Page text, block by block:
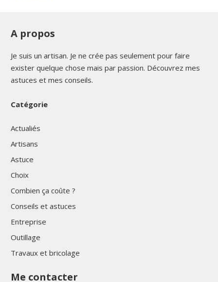
A propos
Je suis un artisan. Je ne crée pas seulement pour faire
exister quelque chose mais par passion. Découvrez mes
astuces et mes conseils.
Catégorie
Actualiés
Artisans
Astuce
Choix
Combien ça coûte ?
Conseils et astuces
Entreprise
Outillage
Travaux et bricolage
Me contacter